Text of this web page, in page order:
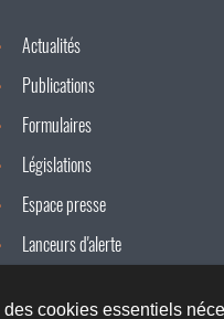
cookies essentiels
Actualités
Publications
Formulaires
Législations
Espace presse
Lanceurs d'alerte